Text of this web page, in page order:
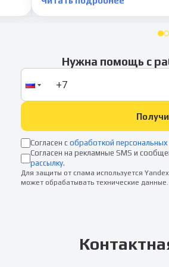
Нужна помощь с
Согласен с обработкой
Согласен на рекламные SMS и
рассылку.
Для защиты от спама используется
может обрабатывать технические данные.